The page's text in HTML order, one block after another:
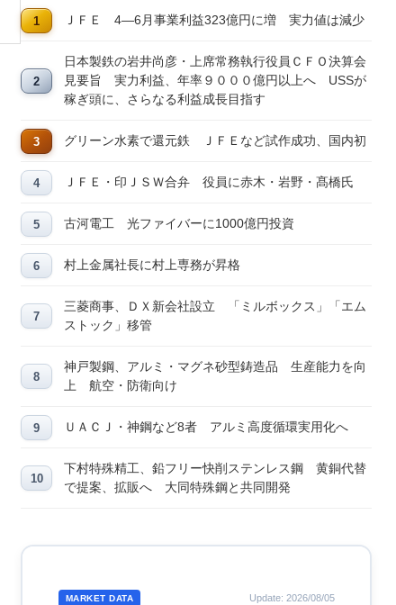
ＪＦＥ 4―6月事業利益323億円に増 実力値は減少
日本製鉄の岩井尚彦・上席常務執行役員ＣＦＯ決算会
見要旨 実力利益、年率９０００億円以上へ USSが
稼ぎ頭に、さらなる利益成長目指す
グリーン水素で還元鉄 ＪＦＥなど試作成功、国内初
ＪＦＥ・印ＪＳＷ合弁 役員に赤木・岩野・髙橋氏
古河電工 光ファイバーに1000億円投資
村上金属社長に村上専務が昇格
三菱商事、ＤＸ新会社設立 「ミルボックス」「エム
ストック」移管
神戸製鋼、アルミ・マグネ砂型鋳造品 生産能力を向
上 航空・防衛向け
ＵＡＣＪ・神鋼など8者 アルミ高度循環実用化へ
下村特殊精工、鉛フリー快削ステンレス鋼 黄銅代替
で提案、拡販へ 大同特殊鋼と共同開発
MARKET DATA Update: 2026/08/05